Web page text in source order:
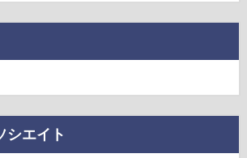
シエイト